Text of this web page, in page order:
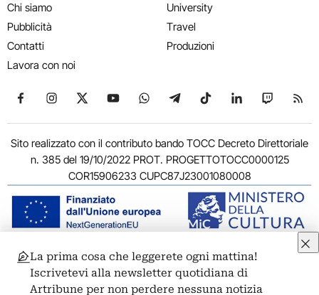
Chi siamo
Pubblicità
Contatti
Lavora con noi
University
Travel
Produzioni
Seguici su Facebook
Seguici su Instagram
Seguici su X
Seguici su YouTube
Seguici su WhatsApp
Seguici su Telegram
Seguici su TikTok
Seguici su
Seguici
Sito realizzato con il contributo bando TOCC Decreto Direttoriale
n. 385 del 19/10/2022 PROT. PROGETTOTOCC0000125
COR15906233 CUPC87J23001080008
© 2011-2026 ARTRIBUNE srl – Corso Vittorio Emanuele II, 287 –
00186 Roma - P.I. 11381581005
La prima cosa che leggerete ogni mattina!
Iscrivetevi alla newsletter quotidiana di
Artribune per non perdere nessuna notizia